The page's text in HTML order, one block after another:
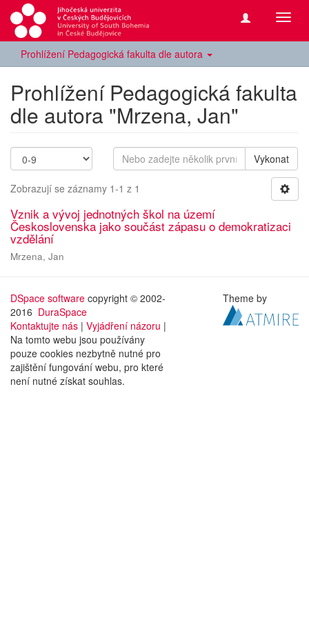
Prohlížení Pedagogická fakulta dle autora
Prohlížení Pedagogická fakulta
dle autora "Mrzena, Jan"
Vykonat
Zobrazují se záznamy 1-1 z 1
Vznik a vývoj jednotných škol na území
Československa jako součást zápasu o demokratizaci
vzdělání
Mrzena, Jan
DSpace software copyright © 2002-
2016 DuraSpace
Kontaktujte nás | Vyjádření názoru |
Na tomto webu jsou používány
pouze cookies nezbytně nutné pro
zajištění fungování webu, pro které
není nutné získat souhlas.
Theme by